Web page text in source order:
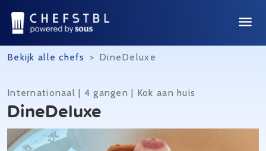
Bekijk alle chefs > DineDeluxe
Internationaal | 4 gangen | Kok aan huis
DineDeluxe